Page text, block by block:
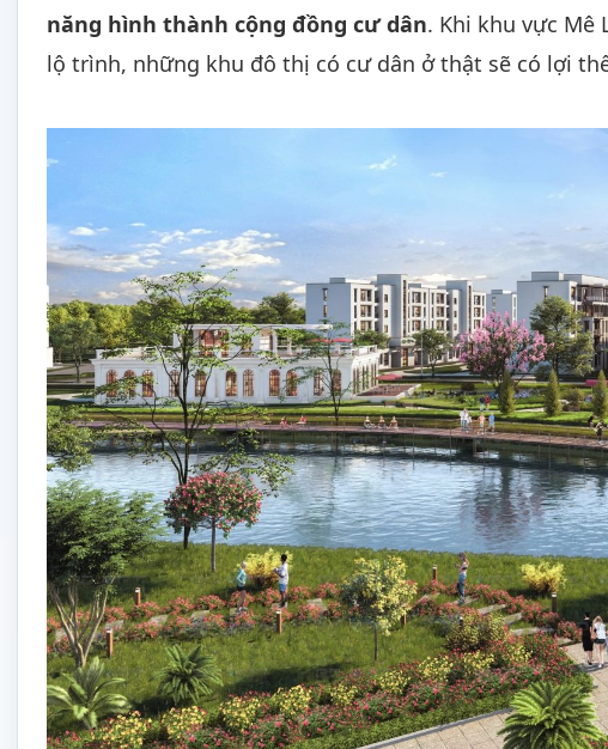
năng hình thành cộng đồng cư dân. Khi khu vực
lộ trình, những khu đô thị có cư dân ở thật sẽ có lợi